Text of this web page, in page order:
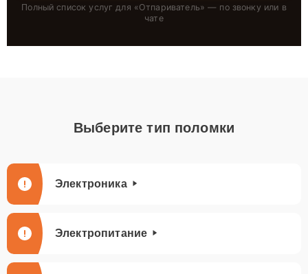
Полный список услуг для «Отпариватель» — по звонку или в
чате
Выберите тип поломки
Электроника
Электропитание